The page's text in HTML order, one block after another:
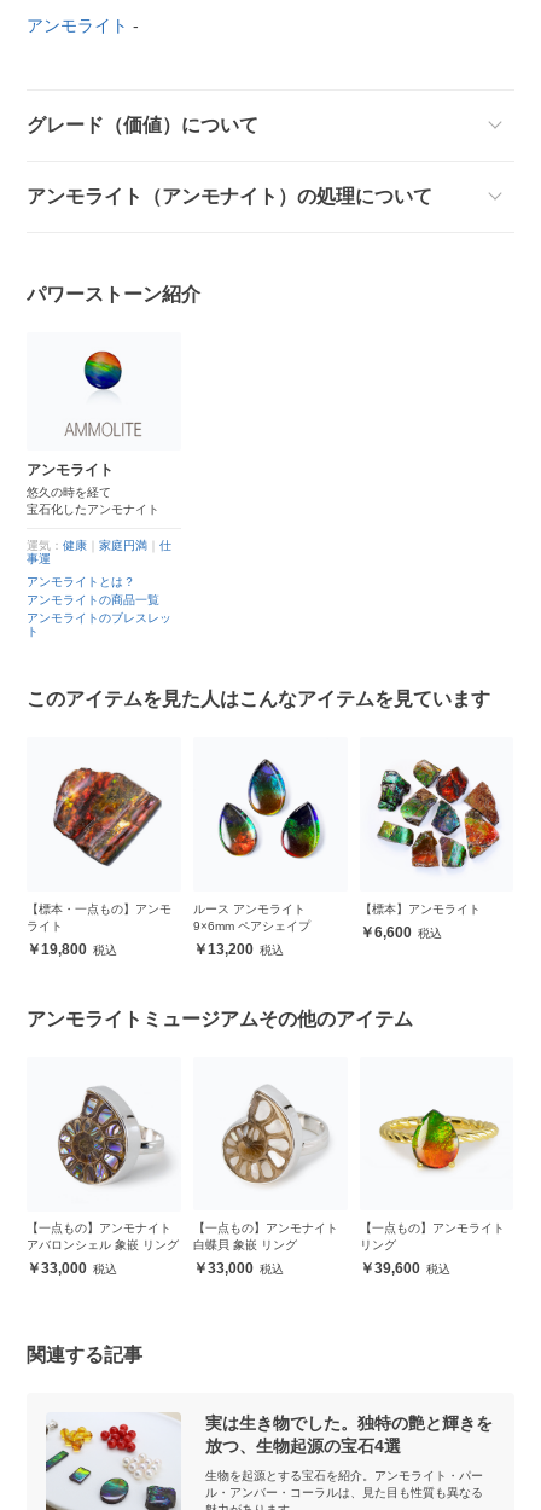
アンモライト -
グレード（価値）について
アンモライト（アンモナイト）の処理について
パワーストーン紹介
アンモライト
悠久の時を経て
宝石化したアンモナイト
運気：健康 ｜家庭円満 ｜仕
事運
アンモライトとは？
アンモライトの商品一覧
アンモライトのブレスレッ
ト
このアイテムを見た人はこんなアイテムを見ています
【標本・一点もの】アンモ
ライト
19,800
ルース アンモライト
9×6mm ペアシェイプ
13,200
【標本】アンモライト
6,600
アンモライトミュージアムその他のアイテム
【一点もの】アンモナイト
アバロンシェル 象嵌 リング
33,000
【一点もの】アンモナイト
白蝶貝 象嵌 リング
33,000
【一点もの】アンモライト
リング
39,600
関連する記事
実は生き物でした。独特の艶と輝きを
放つ、生物起源の宝石4選
生物を起源とする宝石を紹介。アンモライト・パー
ル・アンバー・コーラルは、見た目も性質も異なる